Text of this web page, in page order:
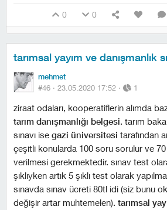
0 0
tarımsal yayım ve danışmanlık
mehmet
#46 · 23.05.2020 17:52 · 1
ziraat odaları, kooperatiflerin alımda
tarım danışmanlığı belgesi. tarım
sınavı ise gazi üniversitesi tarafından
çeşitli konularda 100 soru sorulur ve
verilmesi gerekmektedir. sınav test
şıklıyken artık 5 şıklı test olarak
sınavda sınav ücreti 80tl idi (siz bunu
değişir artar muhtemelen). tarımsal